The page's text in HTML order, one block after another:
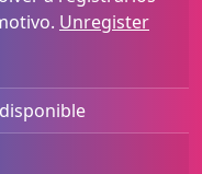
Unregister